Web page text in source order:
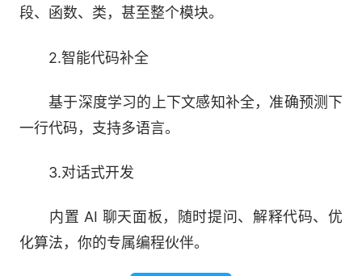
段、函数、类，甚至整个模块。
2.智能代码补全
基于深度学习的上下文感知补全，准确预测下
一行代码，支持多语言。
3.对话式开发
内置 AI 聊天面板，随时提问、解释代码、优
化算法，你的专属编程伙伴。